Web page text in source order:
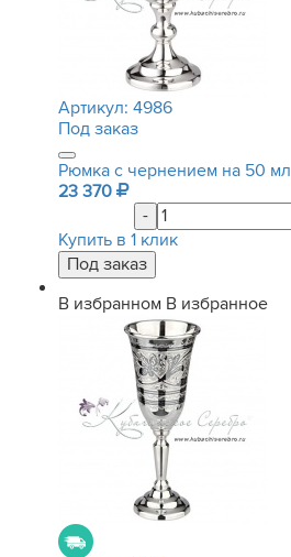
Артикул: 4986
Под заказ
Рюмка с чернением на 50 мл
23 370
-
Купить в 1 клик
В избранном В избранное